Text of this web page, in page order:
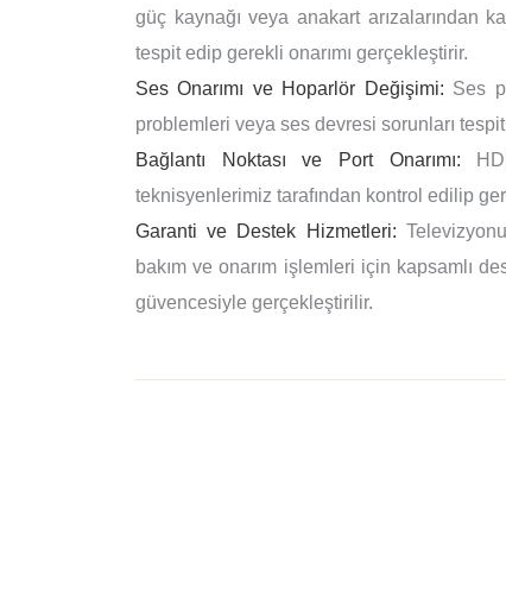
güç kaynağı veya anakart arızalarından
tespit edip gerekli onarımı gerçekleştirir.
Ses Onarımı ve Hoparlör Değişimi: Ses
problemleri veya ses devresi sorunları
Bağlantı Noktası ve Port Onarımı:
teknisyenlerimiz tarafından kontrol edilip
Garanti ve Destek Hizmetleri:
bakım ve onarım işlemleri için kapsamlı
güvencesiyle gerçekleştirilir.